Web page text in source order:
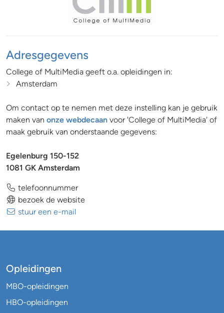
Adresgegevens
College of MultiMedia geeft o.a. opleidingen in:
Amsterdam
Om contact op te nemen met deze instelling kan je gebruik
maken van onze webdecaan voor 'College of MultiMedia' of
maak gebruik van onderstaande gegevens:
Egelenburg 150-152
1081 GK Amsterdam
telefoonnummer
bezoek de website
stuur een e-mail
Opleidingen
MBO-opleidingen
HBO-opleidingen